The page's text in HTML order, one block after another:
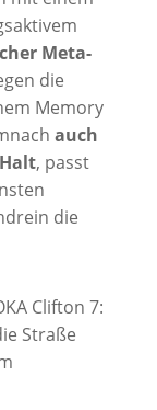
Meta-
die
Memory
auch
, passt
die